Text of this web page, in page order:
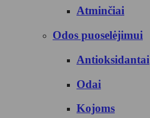
Atminčiai
Odos puoselėjimui
Antioksidantai
Odai
Kojoms